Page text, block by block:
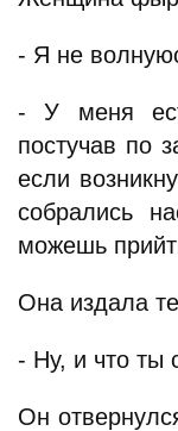
- Я не
- У меня
постучав по
если
собрались
можешь
Она издала
- Ну, и что ты
Он